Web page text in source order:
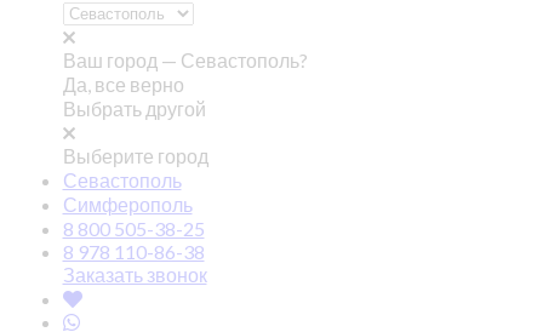
Ваш город — Севастополь?
Да, все верно
Выбрать другой
Выберите город
Севастополь
Симферополь
8 800 505-38-25
8 978 110-86-38
Заказать звонок